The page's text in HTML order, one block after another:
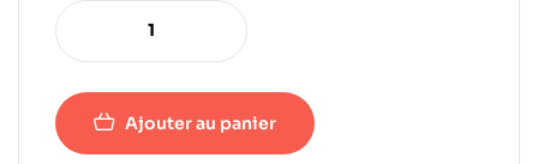
Ajouter au panier